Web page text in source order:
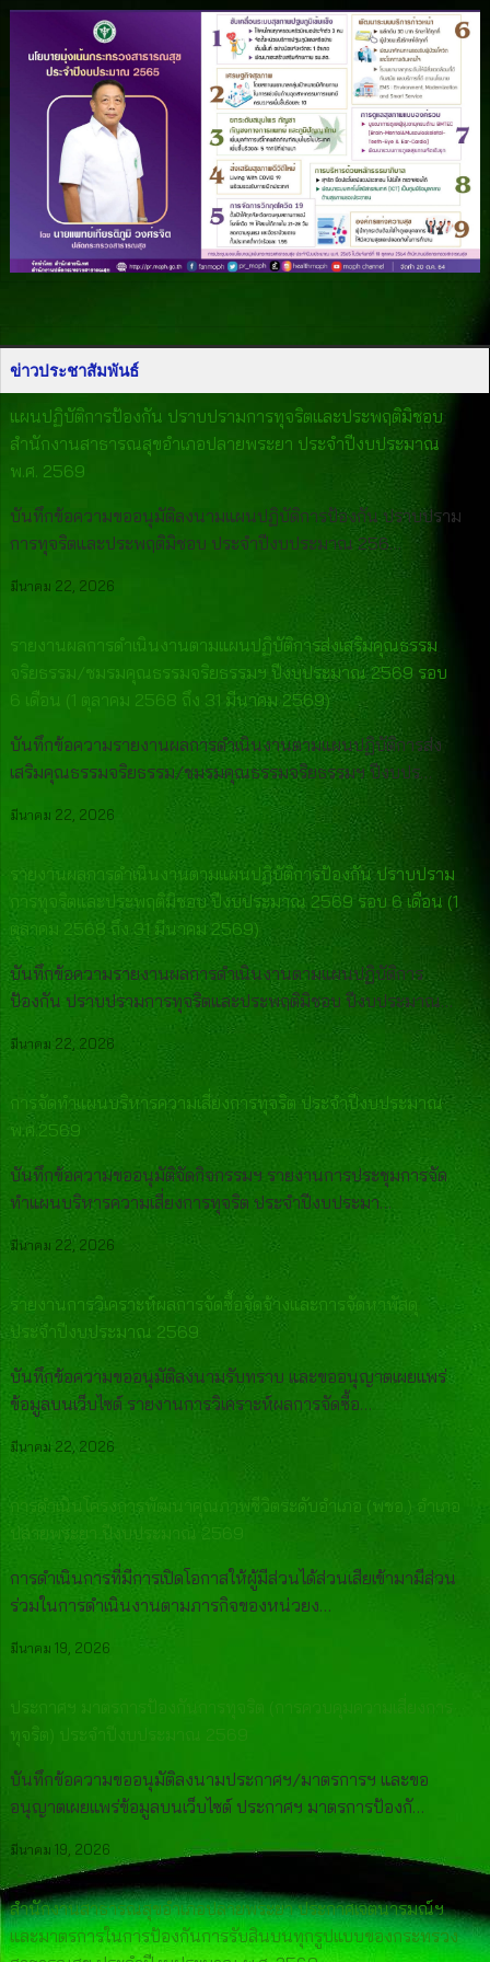
ข่าวประชาสัมพันธ์
แผนปฏิบัติการป้องกัน ปราบปรามการทุจริตและประพฤติมิชอบ
สำนักงานสาธารณสุขอำเภอปลายพระยา ประจำปีงบประมาณ
พ.ศ. 2569
บันทึกข้อความขออนุมัติลงนามแผนปฏิบัติการป้องกัน ปราบปราม
การทุจริตและประพฤติมิชอบ ประจำปีงบประมาณ 256…
มีนาคม 22, 2026
รายงานผลการดำเนินงานตามแผนปฏิบัติการส่งเสริมคุณธรรม
จริยธรรม/ชมรมคุณธรรมจริยธรรมฯ ปีงบประมาณ 2569 รอบ
6 เดือน (1 ตุลาคม 2568 ถึง 31 มีนาคม 2569)
บันทึกข้อความรายงานผลการดำเนินงานตามแผนปฏิบัติการส่ง
เสริมคุณธรรมจริยธรรม/ชมรมคุณธรรมจริยธรรมฯ ปีงบปร…
มีนาคม 22, 2026
รายงานผลการดำเนินงานตามแผนปฏิบัติการป้องกัน ปราบปราม
การทุจริตและประพฤติมิชอบ ปีงบประมาณ 2569 รอบ 6 เดือน (1
ตุลาคม 2568 ถึง 31 มีนาคม 2569)
บันทึกข้อความรายงานผลการดำเนินงานตามแผนปฏิบัติการ
ป้องกัน ปราบปรามการทุจริตและประพฤติมิชอบ ปีงบประมาณ…
มีนาคม 22, 2026
การจัดทำแผนบริหารความเสี่ยงการทุจริต ประจำปีงบประมาณ
พ.ศ.2569
บันทึกข้อความขออนุมัติจัดกิจกรรมฯ รายงานการประชุมการจัด
ทำแผนบริหารความเสี่ยงการทุจริต ประจำปีงบประมา…
มีนาคม 22, 2026
รายงานการวิเคราะห์ผลการจัดซื้อจัดจ้างและการจัดหาพัสดุ
ประจำปีงบประมาณ 2569
บันทึกข้อความขออนุมัติลงนามรับทราบ และขออนุญาตเผยแพร่
ข้อมูลบนเว็บไซต์ รายงานการวิเคราะห์ผลการจัดซื้อ…
มีนาคม 22, 2026
การดำเนินโครงการพัฒนาคุณภาพชีวิตระดับอำเภอ (พชอ.) อำเภอ
ปลายพระยา ปีงบประมาณ 2569
การดำเนินการที่มีการเปิดโอกาสให้ผู้มีส่วนได้ส่วนเสียเข้ามามีส่วน
ร่วมในการดำเนินงานตามภารกิจของหน่วยง…
มีนาคม 19, 2026
ทุจริต) ประจำปีงบประมาณ 2569
บันทึกข้อความขออนุมัติลงนามประกาศฯ/มาตรการฯ และขอ
อนุญาตเผยแพร่ข้อมูลบนเว็บไซต์ ประกาศฯ มาตรการป้องกั…
มีนาคม 19, 2026
สำนักงานสาธารณสุขอำเภอปลายพระยา ประกาศเจตนารมณ์ฯ
และมาตรการในการป้องกันการรับสินบนทุกรูปแบบของกระทรวง